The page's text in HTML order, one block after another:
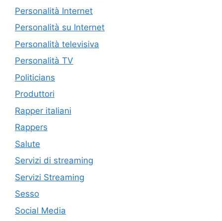
Personalità Internet
Personalità su Internet
Personalità televisiva
Personalità TV
Politicians
Produttori
Rapper italiani
Rappers
Salute
Servizi di streaming
Servizi Streaming
Sesso
Social Media